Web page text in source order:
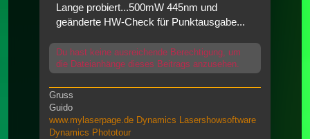
Lange probiert...500mW 445nm und
geänderte HW-Check für Punktausgabe...
Du hast keine ausreichende Berechtigung, um
die Dateianhänge dieses Beitrags anzusehen.
Gruss
Guido
www.mylaserpage.de Dynamics Lasershowsoftware
Dynamics Phototour